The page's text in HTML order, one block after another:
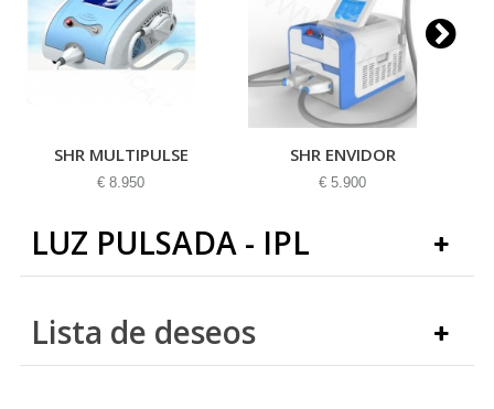
SHR MULTIPULSE
€ 8.950
SHR ENVIDOR
€ 5.900
LUZ PULSADA - IPL
Lista de deseos